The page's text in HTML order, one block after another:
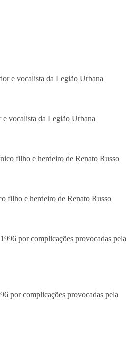
vocalista da Legião Urbana
filho e herdeiro de Renato Russo
por complicações provocadas pela